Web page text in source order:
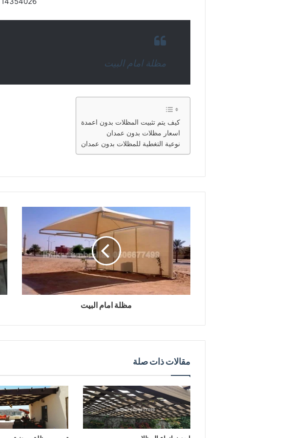
مظلة امام البيت
كيف يتم تثبيت المظلات بدون اعمدة
اسعار مظلات بدون عمدان
نوعية التغطية للمظلات بدون عمدان
مظلة امام البيت
مقالات ذات صلة